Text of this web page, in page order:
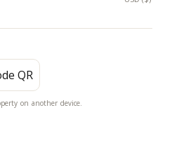
on another device.